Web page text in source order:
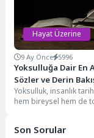
Hayat Üzerine
9 Ay Önce 5996
Yoksulluğa Dair En
Sözler ve Derin
Yoksulluk, insanlık
hem bireysel hem de
Son Sorular